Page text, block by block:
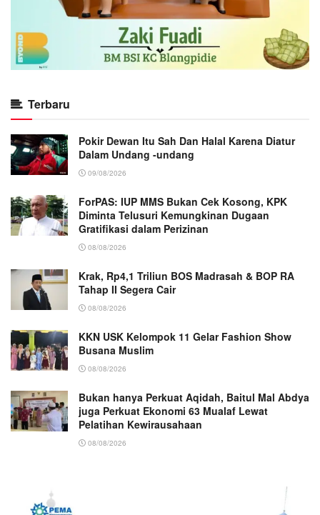
Terbaru
Pokir Dewan Itu Sah Dan Halal Karena Diatur
Dalam Undang -undang
09/08/2026
ForPAS: IUP MMS Bukan Cek Kosong, KPK
Diminta Telusuri Kemungkinan Dugaan
Gratifikasi dalam Perizinan
08/08/2026
Krak, Rp4,1 Triliun BOS Madrasah & BOP RA
Tahap II Segera Cair
08/08/2026
KKN USK Kelompok 11 Gelar Fashion Show
Busana Muslim
08/08/2026
Bukan hanya Perkuat Aqidah, Baitul Mal Abdya
juga Perkuat Ekonomi 63 Mualaf Lewat
Pelatihan Kewirausahaan
08/08/2026